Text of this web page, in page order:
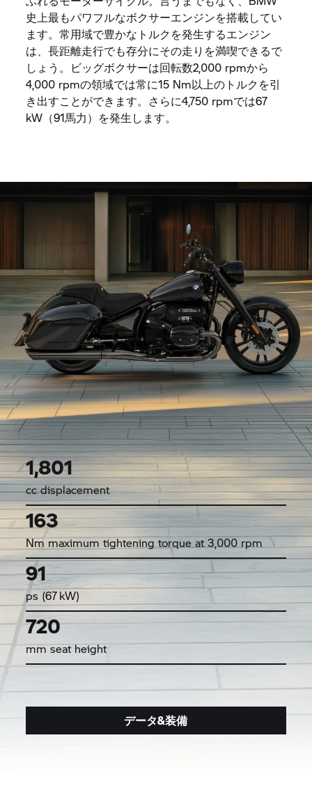
史上最もパワフルなボクサーエンジンを搭載してい
ます。常用域で豊かなトルクを発生するエンジン
は、長距離走行でも存分にその走りを満喫できるで
しょう。ビッグボクサーは回転数2,000 rpmから
4,000 rpmの領域では常に15 Nm以上のトルクを引
き出すことができます。さらに4,750 rpmでは67
kW（91馬力）を発生します。
1,801
cc displacement
163
Nm maximum tightening torque at 3,000 rpm
91
ps (67 kW)
720
mm seat height
データ&装備